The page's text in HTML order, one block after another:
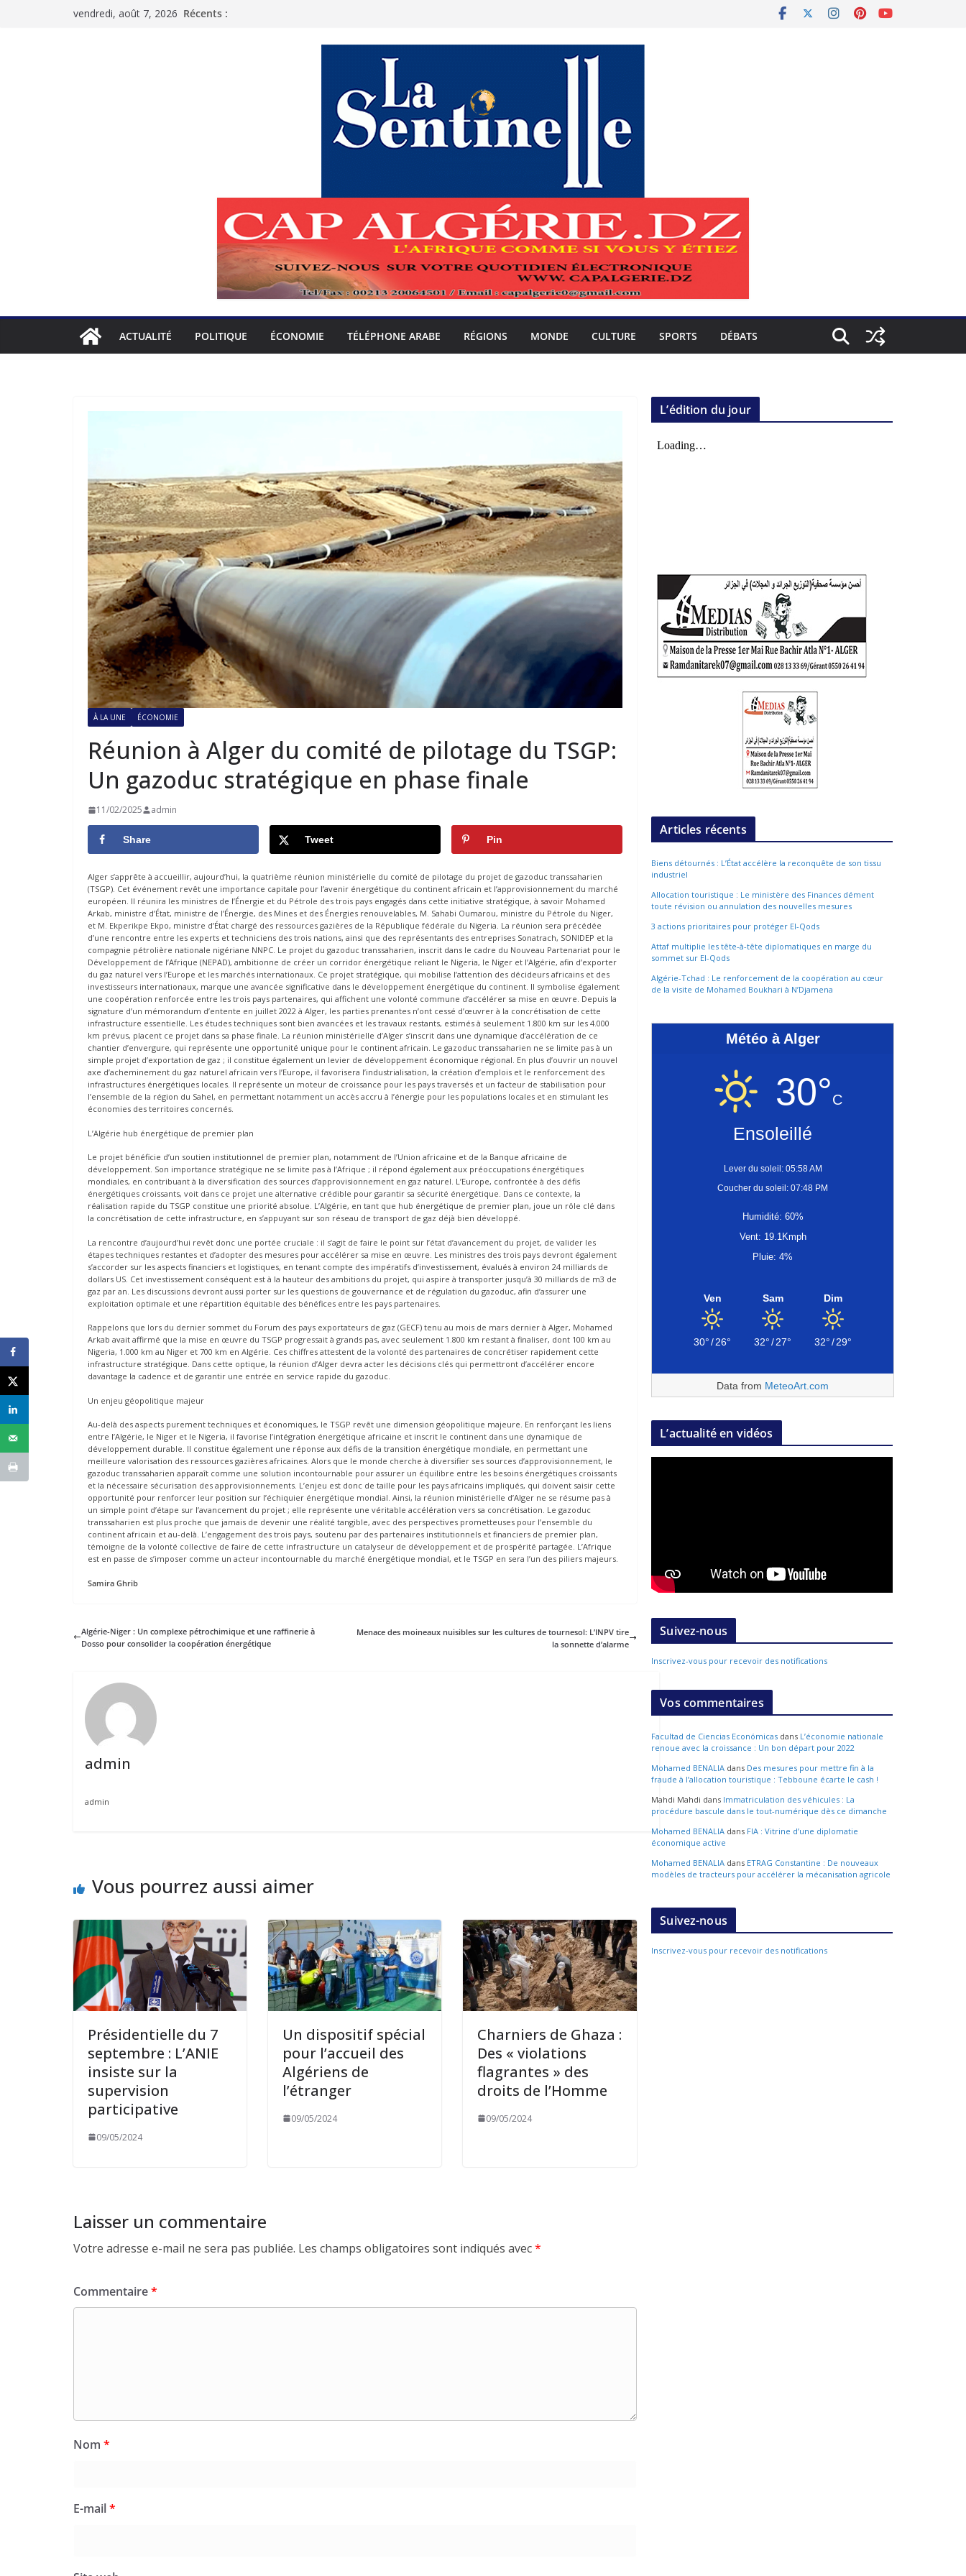
vendredi, août 7, 2026 Récents :
ACTUALITÉ POLITIQUE ÉCONOMIE TÉLÉPHONE ARABE RÉGIONS MONDE CULTURE SPORTS DÉBATS
À LA UNE ÉCONOMIE
Réunion à Alger du comité de pilotage du TSGP:
Un gazoduc stratégique en phase finale
11/02/2025 admin
Share Tweet Pin
Alger s’apprête à accueillir, aujourd’hui, la quatrième réunion ministérielle du comité de pilotage du projet de gazoduc transsaharien
(TSGP). Cet événement revêt une importance capitale pour l’avenir énergétique du continent africain et l’approvisionnement du marché
européen. Il réunira les ministres de l’Énergie et du Pétrole des trois pays engagés dans cette initiative stratégique, à savoir Mohamed
Arkab, ministre d’État, ministre de l’Énergie, des Mines et des Énergies renouvelables, M. Sahabi Oumarou, ministre du Pétrole du Niger,
et M. Ekperikpe Ekpo, ministre d’État chargé des ressources gazières de la République fédérale du Nigeria. La réunion sera précédée
d’une rencontre entre les experts et techniciens des trois nations, ainsi que des représentants des entreprises Sonatrach, SONIDEP et la
compagnie pétrolière nationale nigériane NNPC. Le projet du gazoduc transsaharien, inscrit dans le cadre du Nouveau Partenariat pour le
Développement de l’Afrique (NEPAD), ambitionne de créer un corridor énergétique reliant le Nigeria, le Niger et l’Algérie, afin d’exporter
du gaz naturel vers l’Europe et les marchés internationaux. Ce projet stratégique, qui mobilise l’attention des décideurs africains et des
investisseurs internationaux, marque une avancée significative dans le développement énergétique du continent. Il symbolise également
une coopération renforcée entre les trois pays partenaires, qui affichent une volonté commune d’accélérer sa mise en œuvre. Depuis la
signature d’un mémorandum d’entente en juillet 2022 à Alger, les parties prenantes n’ont cessé d’œuvrer à la concrétisation de cette
infrastructure essentielle. Les études techniques sont bien avancées et les travaux restants, estimés à seulement 1.800 km sur les 4.000
km prévus, placent ce projet dans sa phase finale. La réunion ministérielle d’Alger s’inscrit dans une dynamique d’accélération de ce
chantier d’envergure, qui représente une opportunité unique pour le continent africain. Le gazoduc transsaharien ne se limite pas à un
simple projet d’exportation de gaz ; il constitue également un levier de développement économique régional. En plus d’ouvrir un nouvel
axe d’acheminement du gaz naturel africain vers l’Europe, il favorisera l’industrialisation, la création d’emplois et le renforcement des
infrastructures énergétiques locales. Il représente un moteur de croissance pour les pays traversés et un facteur de stabilisation pour
l’ensemble de la région du Sahel, en permettant notamment un accès accru à l’énergie pour les populations locales et en stimulant les
économies des territoires concernés.
L’Algérie hub énergétique de premier plan
Le projet bénéficie d’un soutien institutionnel de premier plan, notamment de l’Union africaine et de la Banque africaine de
développement. Son importance stratégique ne se limite pas à l’Afrique ; il répond également aux préoccupations énergétiques
mondiales, en contribuant à la diversification des sources d’approvisionnement en gaz naturel. L’Europe, confrontée à des défis
énergétiques croissants, voit dans ce projet une alternative crédible pour garantir sa sécurité énergétique. Dans ce contexte, la
réalisation rapide du TSGP constitue une priorité absolue. L’Algérie, en tant que hub énergétique de premier plan, joue un rôle clé dans
la concrétisation de cette infrastructure, en s’appuyant sur son réseau de transport de gaz déjà bien développé.
La rencontre d’aujourd’hui revêt donc une portée cruciale : il s’agit de faire le point sur l’état d’avancement du projet, de valider les
étapes techniques restantes et d’adopter des mesures pour accélérer sa mise en œuvre. Les ministres des trois pays devront également
s’accorder sur les aspects financiers et logistiques, en tenant compte des impératifs d’investissement, évalués à environ 24 milliards de
dollars US. Cet investissement conséquent est à la hauteur des ambitions du projet, qui aspire à transporter jusqu’à 30 milliards de m3 de
gaz par an. Les discussions devront aussi porter sur les questions de gouvernance et de régulation du gazoduc, afin d’assurer une
exploitation optimale et une répartition équitable des bénéfices entre les pays partenaires.
Rappelons que lors du dernier sommet du Forum des pays exportateurs de gaz (GECF) tenu au mois de mars dernier à Alger, Mohamed
Arkab avait affirmé que la mise en œuvre du TSGP progressait à grands pas, avec seulement 1.800 km restant à finaliser, dont 100 km au
Nigeria, 1.000 km au Niger et 700 km en Algérie. Ces chiffres attestent de la volonté des partenaires de concrétiser rapidement cette
infrastructure stratégique. Dans cette optique, la réunion d’Alger devra acter les décisions clés qui permettront d’accélérer encore
davantage la cadence et de garantir une entrée en service rapide du gazoduc.
Un enjeu géopolitique majeur
Au-delà des aspects purement techniques et économiques, le TSGP revêt une dimension géopolitique majeure. En renforçant les liens
entre l’Algérie, le Niger et le Nigeria, il favorise l’intégration énergétique africaine et inscrit le continent dans une dynamique de
développement durable. Il constitue également une réponse aux défis de la transition énergétique mondiale, en permettant une
meilleure valorisation des ressources gazières africaines. Alors que le monde cherche à diversifier ses sources d’approvisionnement, le
gazoduc transsaharien apparaît comme une solution incontournable pour assurer un équilibre entre les besoins énergétiques croissants
et la nécessaire sécurisation des approvisionnements. L’enjeu est donc de taille pour les pays africains impliqués, qui doivent saisir cette
opportunité pour renforcer leur position sur l’échiquier énergétique mondial. Ainsi, la réunion ministérielle d’Alger ne se résume pas à
un simple point d’étape sur l’avancement du projet ; elle représente une véritable accélération vers sa concrétisation. Le gazoduc
transsaharien est plus proche que jamais de devenir une réalité tangible, avec des perspectives prometteuses pour l’ensemble du
continent africain et au-delà. L’engagement des trois pays, soutenu par des partenaires institutionnels et financiers de premier plan,
témoigne de la volonté collective de faire de cette infrastructure un catalyseur de développement et de prospérité partagée. L’Afrique
est en passe de s’imposer comme un acteur incontournable du marché énergétique mondial, et le TSGP en sera l’un des piliers majeurs.
Samira Ghrib
Algérie-Niger : Un complexe pétrochimique et une raffinerie à
Dosso pour consolider la coopération énergétique
Menace des moineaux nuisibles sur les cultures de tournesol: L’INPV tire
la sonnette d’alarme
admin
admin
Vous pourrez aussi aimer
Présidentielle du 7
septembre : L’ANIE
insiste sur la
supervision
participative
09/05/2024
Un dispositif spécial
pour l’accueil des
Algériens de
l’étranger
09/05/2024
Charniers de Ghaza :
Des « violations
flagrantes » des
droits de l’Homme
09/05/2024
Laisser un commentaire
Votre adresse e-mail ne sera pas publiée. Les champs obligatoires sont indiqués avec*
Commentaire*
Nom *
E-mail*
L’édition du jour
Articles récents
Biens détournés : L’État accélère la reconquête de son tissu
industriel
Allocation touristique : Le ministère des Finances dément
toute révision ou annulation des nouvelles mesures
3 actions prioritaires pour protéger El-Qods
Attaf multiplie les tête-à-tête diplomatiques en marge du
sommet sur El-Qods
Algérie-Tchad : Le renforcement de la coopération au cœur
de la visite de Mohamed Boukhari à N’Djamena
Météo à Alger
30°C
Ensoleillé
Lever du soleil: 05:58 AM
Coucher du soleil: 07:48 PM
Humidité: 60%
Vent: 19.1Kmph
Pluie: 4%
Ven
30°/26°
Sam
32°/27°
Dim
32°/29°
Data from MeteoArt.com
L’actualité en vidéos
Suivez-nous
Inscrivez-vous pour recevoir des notifications
Vos commentaires
Facultad de Ciencias Económicas dans L’économie nationale
renoue avec la croissance : Un bon départ pour 2022
Mohamed BENALIA dans Des mesures pour mettre fin à la
fraude à l’allocation touristique : Tebboune écarte le cash !
Mahdi Mahdi dans Immatriculation des véhicules : La
procédure bascule dans le tout-numérique dès ce dimanche
Mohamed BENALIA dans FIA : Vitrine d’une diplomatie
économique active
Mohamed BENALIA dans ETRAG Constantine : De nouveaux
modèles de tracteurs pour accélérer la mécanisation agricole
Suivez-nous
Inscrivez-vous pour recevoir des notifications